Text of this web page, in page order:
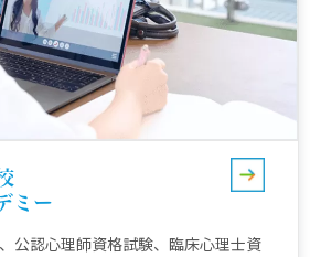
ミー
公認心理師資格試験、臨床心理士資